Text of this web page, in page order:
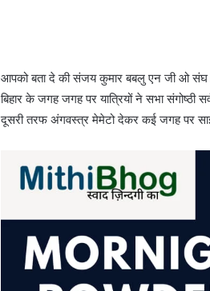
आपको बता दे की संजय कुमार बबलु एन जी ओ संघ
बिहार के जगह जगह पर यात्रियों ने सभा संगोष्ठी
दूसरी तरफ अंगवस्त्र मेमेटो देकर कई जगह पर